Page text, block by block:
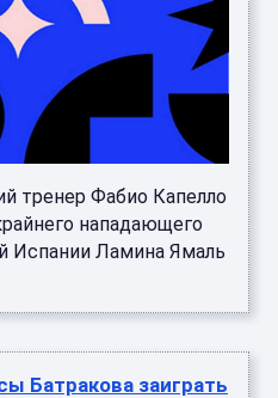
тренер Фабио Капелло
нападающего
Испании Ламина Ямаль
Батракова заиграть